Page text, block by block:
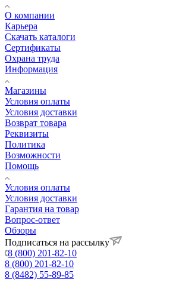
О компании
Карьера
Cкачать каталоги
Сертификаты
Охрана труда
Информация
Магазины
Условия оплаты
Условия доставки
Возврат товара
Реквизиты
Политика
Возможности
Помощь
Условия оплаты
Условия доставки
Гарантия на товар
Вопрос-ответ
Обзоры
Подписаться на рассылку
8 (800) 201-82-10
8 (800) 201-82-10
8 (8482) 55-89-85